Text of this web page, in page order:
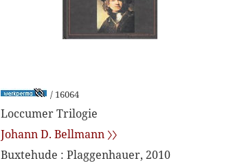
/ 16064
Loccumer Trilogie
Johann D. Bellmann 〉〉
Buxtehude : Plaggenhauer, 2010